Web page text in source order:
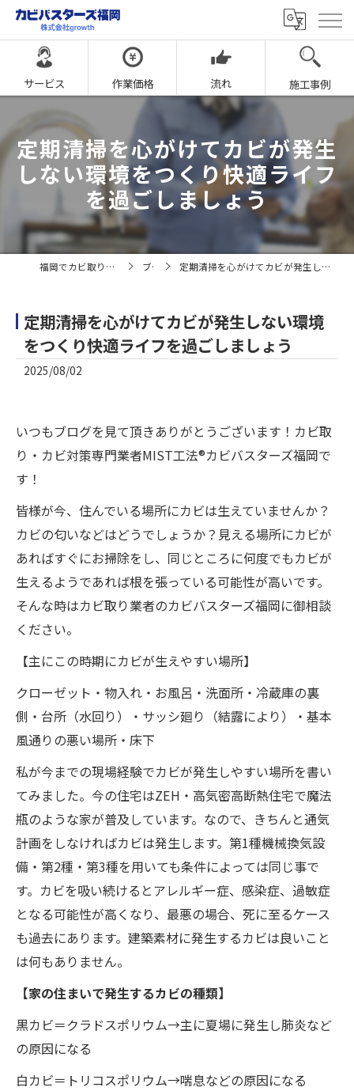
サービス 作業価格 流れ 施工事例
定期清掃を心がけてカビが発生
しない環境をつくり快適ライフ
を過ごしましょう
福岡でカビ取りならカビバスターズ福岡 ブログ 定期清掃を心がけてカビが発生しない環境をつくり快適ライフを過ごしましょう
定期清掃を心がけてカビが発生しない環境
をつくり快適ライフを過ごしましょう
2025/08/02
いつもブログを見て頂きありがとうございます！カビ取
り・カビ対策専門業者MIST工法®カビバスターズ福岡で
す！
皆様が今、住んでいる場所にカビは生えていませんか？
カビの匂いなどはどうでしょうか？見える場所にカビが
あればすぐにお掃除をし、同じところに何度でもカビが
生えるようであれば根を張っている可能性が高いです。
そんな時はカビ取り業者のカビバスターズ福岡に御相談
ください。
【主にこの時期にカビが生えやすい場所】
クローゼット・物入れ・お風呂・洗面所・冷蔵庫の裏
側・台所（水回り）・サッシ廻り（結露により）・基本
風通りの悪い場所・床下
私が今までの現場経験でカビが発生しやすい場所を書い
てみました。今の住宅はZEH・高気密高断熱住宅で魔法
瓶のような家が普及しています。なので、きちんと通気
計画をしなければカビは発生します。第1種機械換気設
備・第2種・第3種を用いても条件によっては同じ事で
す。カビを吸い続けるとアレルギー症、感染症、過敏症
となる可能性が高くなり、最悪の場合、死に至るケース
も過去にあります。建築素材に発生するカビは良いこと
は何もありません。
【家の住まいで発生するカビの種類】
黒カビ＝クラドスポリウム→主に夏場に発生し肺炎など
の原因になる
白カビ＝トリコスポリウム→喘息などの原因になる